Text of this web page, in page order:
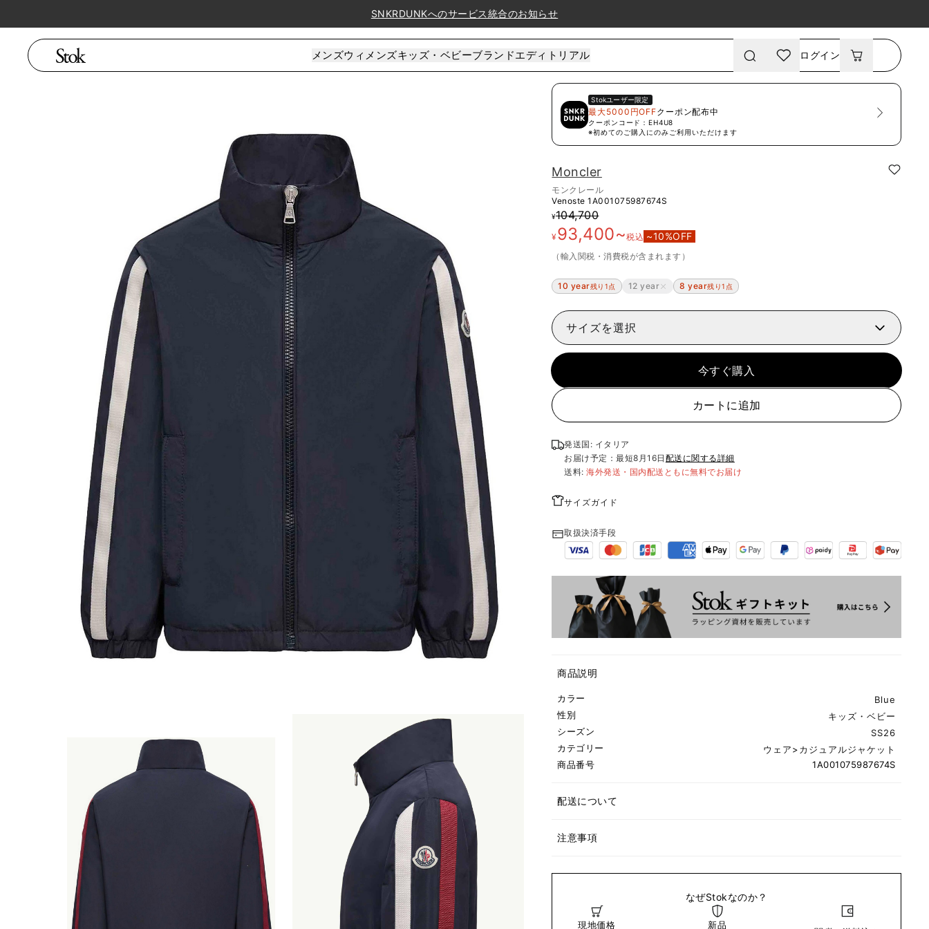
SNKRDUNKへのサービス統合のお知らせ
メンズウィメンズキッズ・ベビーブランドエディトリアル ログイン
Stokユーザー限定
最大5000円OFFクーポン配布中
クーポンコード： EH4U8
※初めてのご購入にのみご利用いただけます
Moncler
モンクレール
Venoste 1A001075987674S
¥104,700
¥93,400~税込 ~10%OFF
（輸入関税・消費税が含まれます）
10 year残り1点 12 year 8 year残り1点
サイズを選択
今すぐ購入
カートに追加
発送国: イタリア
お届け予定：最短8月16日 配送に関する詳細
送料:海外発送・国内配送ともに無料でお届け
サイズガイド
取扱決済手段
商品説明
カラー
Blue
性別
キッズ・ベビー
シーズン
SS26
カテゴリー
ウェア>カジュアルジャケット
商品番号
1A001075987674S
配送について
注意事項
なぜStokなのか？
現地価格 新品